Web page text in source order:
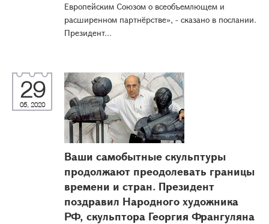
Европейским Союзом о всеобъемлющем и
расширенном партнёрстве», - сказано в послании.
Президент...
29
05, 2020
Ваши самобытные скульптуры
продолжают преодолевать границы
времени и стран. Президент
поздравил Народного художника
РФ, скульптора Георгия Франгуляна